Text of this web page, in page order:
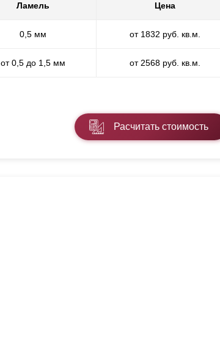
Ламель Цена
0,5 мм от 1832 руб. кв.м.
от 0,5 до 1,5 мм от 2568 руб. кв.м.
Расчитать стоимость